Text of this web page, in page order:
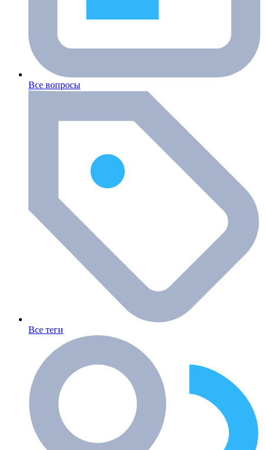
Все вопросы
Все теги